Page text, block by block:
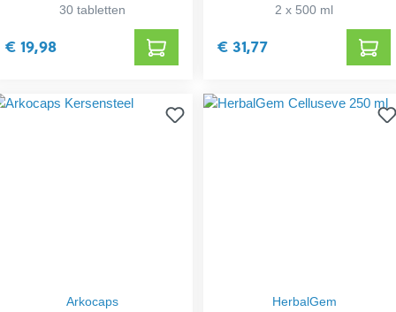
30 tabletten
€ 19,98
Promo*
2 x 500 ml
€ 31,77
Arkocaps HerbalGem